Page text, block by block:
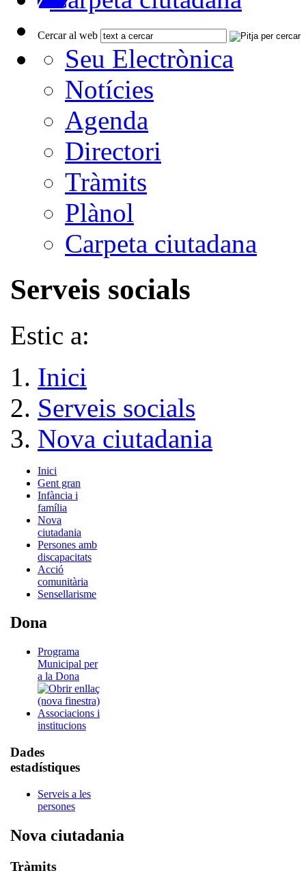
Cercar al web
Seu Electrònica
Notícies
Agenda
Directori
Tràmits
Plànol
Carpeta ciutadana
Serveis socials
Estic a:
Inici
Serveis socials
Nova ciutadania
Inici
Gent gran
Infància i
família
Nova
ciutadania
Persones amb
discapacitats
Acció
comunitària
Sensellarisme
Dona
Programa
Municipal per
a la Dona
Associacions i
institucions
Dades
estadístiques
Serveis a les
persones
Nova ciutadania
Tràmits